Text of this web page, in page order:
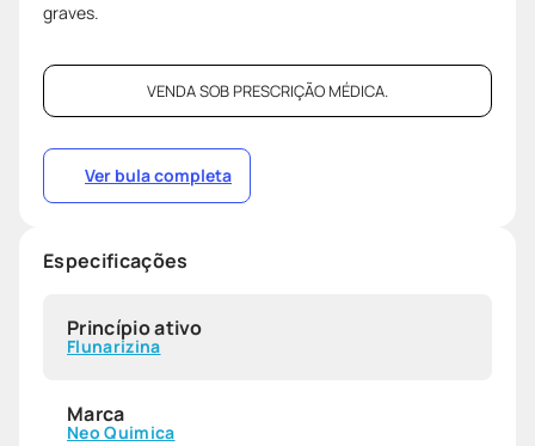
graves.
VENDA SOB PRESCRIÇÃO MÉDICA.
Ver bula completa
Especificações
Princípio ativo
Flunarizina
Marca
Neo Quimica